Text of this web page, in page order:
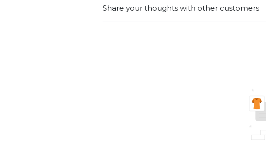
Share your thoughts with other customers